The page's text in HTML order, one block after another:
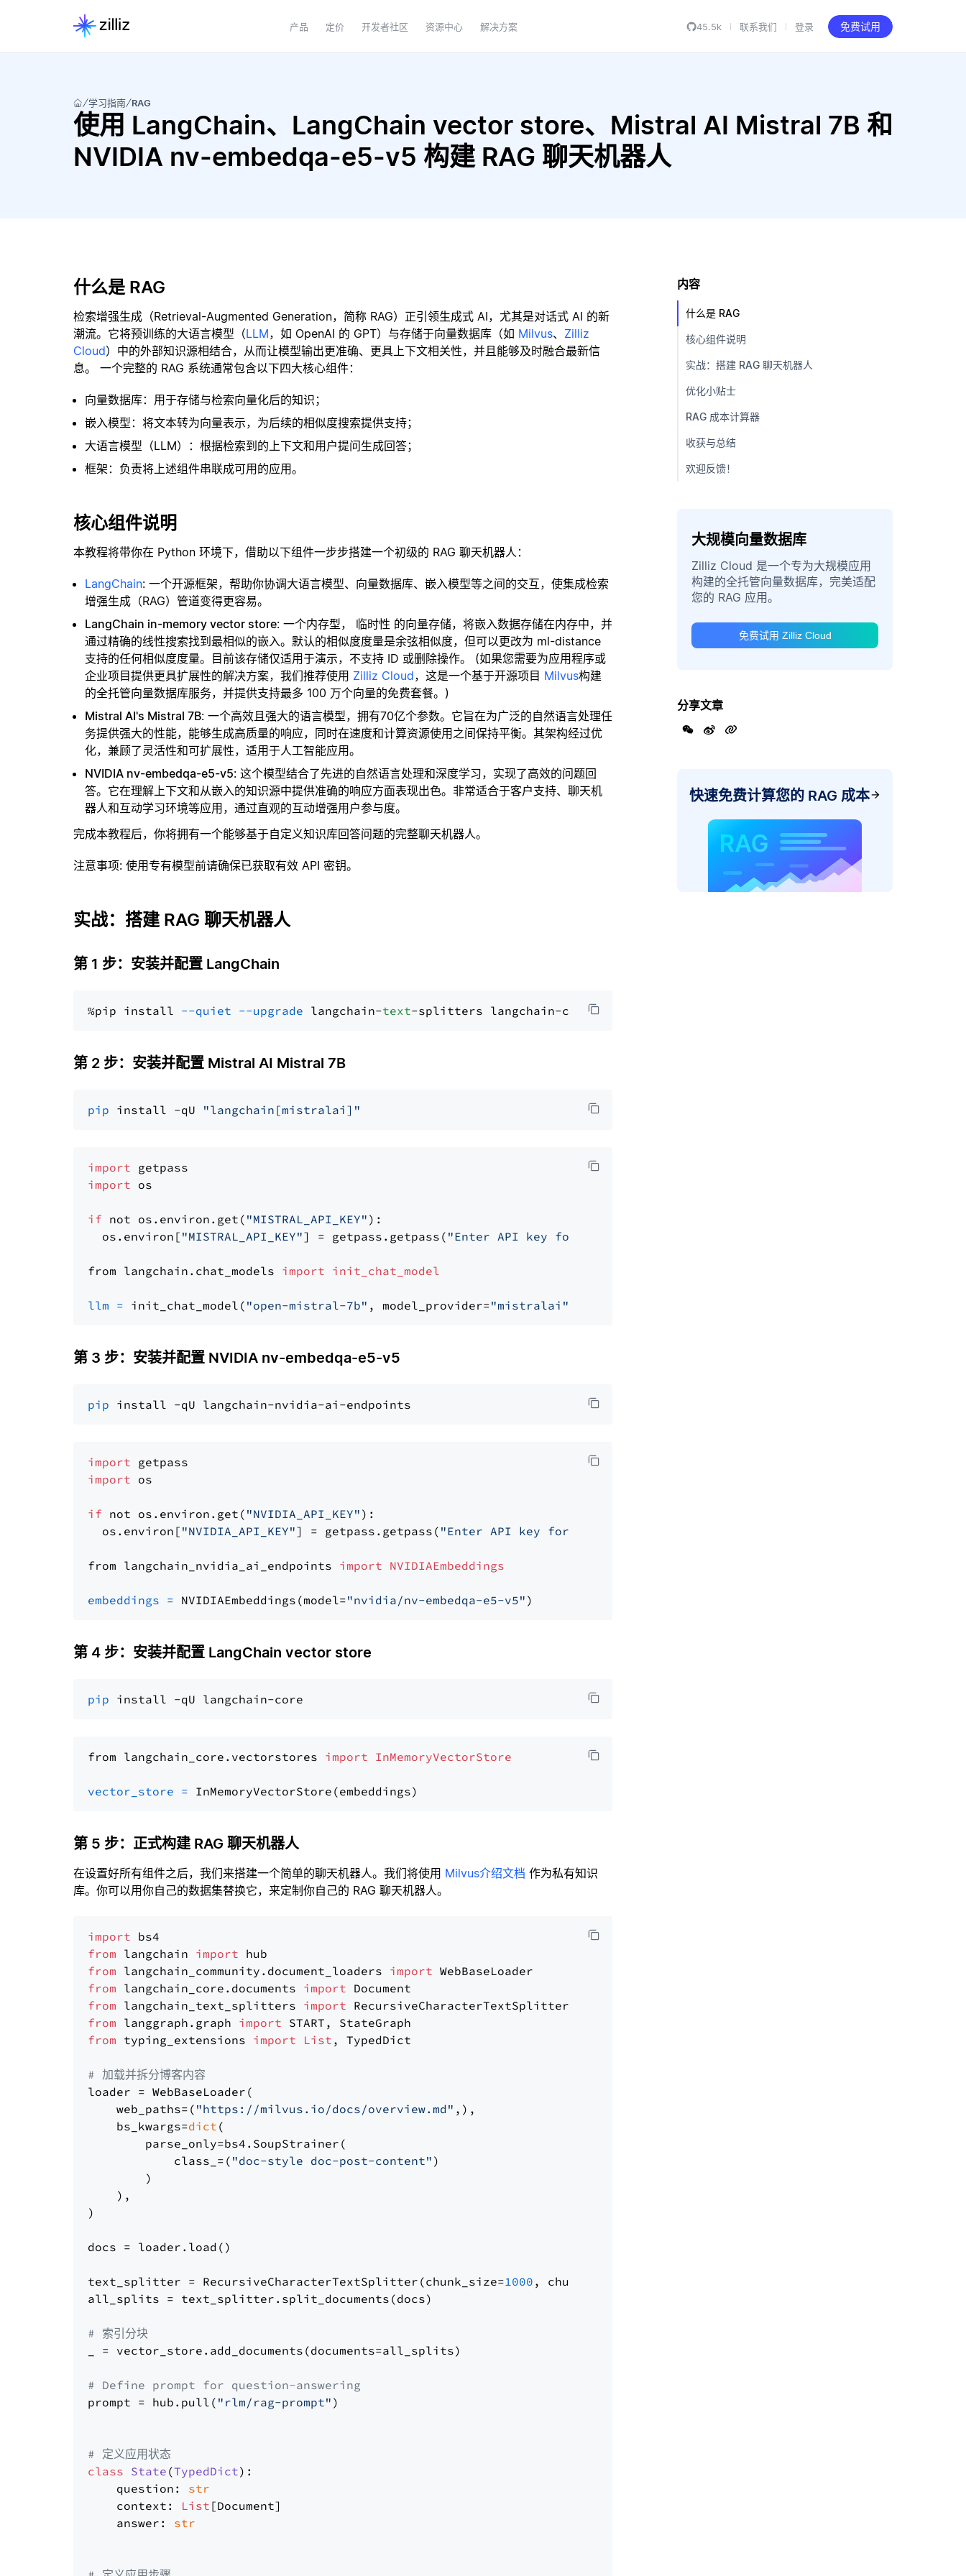
产品 定价 开发者社区 资源中心 解决方案 45.5k 联系我们 登录 免费试用
学习指南 RAG
使用 LangChain、LangChain vector store、Mistral AI Mistral 7B 和
NVIDIA nv-embedqa-e5-v5 构建 RAG 聊天机器人
什么是 RAG
检索增强生成（Retrieval-Augmented Generation，简称 RAG）正引领生成式 AI，尤其是对话式 AI 的新
潮流。它将预训练的大语言模型（LLM，如 OpenAI 的 GPT）与存储于向量数据库（如 Milvus、 Zilliz
Cloud）中的外部知识源相结合，从而让模型输出更准确、更具上下文相关性，并且能够及时融合最新信
息。 一个完整的 RAG 系统通常包含以下四大核心组件：
向量数据库：用于存储与检索向量化后的知识；
嵌入模型：将文本转为向量表示，为后续的相似度搜索提供支持；
大语言模型（LLM）：根据检索到的上下文和用户提问生成回答；
框架：负责将上述组件串联成可用的应用。
核心组件说明
本教程将带你在 Python 环境下，借助以下组件一步步搭建一个初级的 RAG 聊天机器人：
LangChain: 一个开源框架，帮助你协调大语言模型、向量数据库、嵌入模型等之间的交互，使集成检索
增强生成（RAG）管道变得更容易。
LangChain in-memory vector store: 一个内存型， 临时性 的向量存储，将嵌入数据存储在内存中，并
通过精确的线性搜索找到最相似的嵌入。默认的相似度度量是余弦相似度，但可以更改为 ml-distance
支持的任何相似度度量。目前该存储仅适用于演示，不支持 ID 或删除操作。 (如果您需要为应用程序或
企业项目提供更具扩展性的解决方案，我们推荐使用 Zilliz Cloud，这是一个基于开源项目 Milvus构建
的全托管向量数据库服务，并提供支持最多 100 万个向量的免费套餐。)
Mistral AI's Mistral 7B: 一个高效且强大的语言模型，拥有70亿个参数。它旨在为广泛的自然语言处理任
务提供强大的性能，能够生成高质量的响应，同时在速度和计算资源使用之间保持平衡。其架构经过优
化，兼顾了灵活性和可扩展性，适用于人工智能应用。
NVIDIA nv-embedqa-e5-v5: 这个模型结合了先进的自然语言处理和深度学习，实现了高效的问题回
答。它在理解上下文和从嵌入的知识源中提供准确的响应方面表现出色。非常适合于客户支持、聊天机
器人和互动学习环境等应用，通过直观的互动增强用户参与度。
完成本教程后，你将拥有一个能够基于自定义知识库回答问题的完整聊天机器人。
注意事项: 使用专有模型前请确保已获取有效 API 密钥。
实战：搭建 RAG 聊天机器人
第 1 步：安装并配置 LangChain
%pip install --quiet --upgrade langchain-text
第 2 步：安装并配置 Mistral AI Mistral 7B
pip install -qU "langchain[mistralai]"
import
import os
if not os.environ.get( "MISTRAL_API_KEY" ):
  os.environ[
"MISTRAL_API_KEY"] = getpass.getpass( "Enter API key for Mistral AI: "
from langchain.chat_models import init_chat_model
llm = init_chat_model( "open-mistral-7b" , model_provider="mistralai"
第 3 步：安装并配置 NVIDIA nv-embedqa-e5-v5
pip
import
import os
if not os.environ.get( "NVIDIA_API_KEY" ):
  os.environ[
"NVIDIA_API_KEY"] = getpass.getpass( "Enter API key for NVIDIA: "
from langchain_nvidia_ai_endpoints import NVIDIAEmbeddings
embeddings = NVIDIAEmbeddings(model="nvidia/nv-embedqa-e5-v5"
第 4 步：安装并配置 LangChain vector store
pip
from langchain_core.vectorstores import InMemoryVectorStore
vector_store =
第 5 步：正式构建 RAG 聊天机器人
在设置好所有组件之后，我们来搭建一个简单的聊天机器人。我们将使用 Milvus介绍文档 作为私有知识
库。你可以用你自己的数据集替换它，来定制你自己的 RAG 聊天机器人。
import
from langchain import
from langchain_community.document_loaders import
from langchain_core.documents import
from langchain_text_splitters import
from langgraph.graph import
from typing_extensions import List , TypedDict
# 加载并拆分博客内容
loader = WebBaseLoader(
    web_paths=(
"https://milvus.io/docs/overview.md" ,),
    bs_kwargs=
dict (
        parse_only=bs4.SoupStrainer(
            class_=(
"doc-style doc-post-content" )
        )
    ),
)
docs = loader.load()
text_splitter = RecursiveCharacterTextSplitter(chunk_size=1000 , chunk_overlap=
all_splits = text_splitter.split_documents(docs)
# 索引分块
_ = vector_store.add_documents(documents=all_splits)
# Define prompt for question-answering
prompt = hub.pull( "rlm/rag-prompt" )
# 定义应用状态
class State (TypedDict):
    question:
str
    context:
List [Document]
    answer:
str
内容
什么是 RAG
核心组件说明
实战：搭建 RAG 聊天机器人
优化小贴士
RAG 成本计算器
收获与总结
欢迎反馈！
大规模向量数据库
Zilliz Cloud 是一个专为大规模应用
构建的全托管向量数据库，完美适配
您的 RAG 应用。
免费试用 Zilliz Cloud
分享文章
快速免费计算您的 RAG 成本